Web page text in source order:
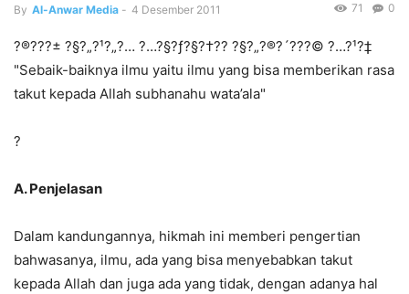
By Al-Anwar Media - 4 Desember 2011 0
71
?®???± ?§?„?¹?„?… ?…?§?ƒ?§?†?? ?§?„?®?´???© ?…?¹?‡
"Sebaik-baiknya ilmu yaitu ilmu yang bisa memberikan rasa
takut kepada Allah subhanahu wata’ala"
?
A.Penjelasan
Dalam kandungannya, hikmah ini memberi pengertian
bahwasanya, ilmu, ada yang bisa menyebabkan takut
kepada Allah dan juga ada yang tidak, dengan adanya hal